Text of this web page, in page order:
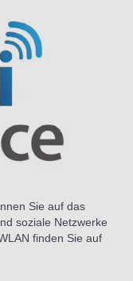
Sie auf das
soziale Netzwerke
finden Sie auf